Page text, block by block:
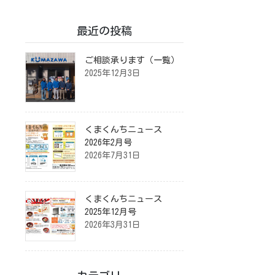
最近の投稿
ご相談承ります（一覧）
2025年12月3日
くまくんちニュース
2026年2月号
2026年7月31日
くまくんちニュース
2025年12月号
2026年3月31日